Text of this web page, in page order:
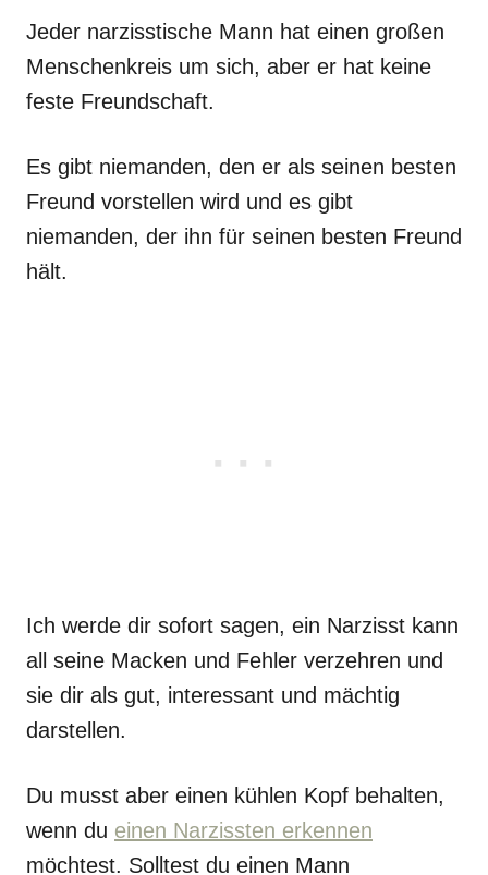
Jeder narzisstische Mann hat einen großen
Menschenkreis um sich, aber er hat keine
feste Freundschaft.
Es gibt niemanden, den er als seinen besten
Freund vorstellen wird und es gibt
niemanden, der ihn für seinen besten Freund
hält.
Ich werde dir sofort sagen, ein Narzisst kann
all seine Macken und Fehler verzehren und
sie dir als gut, interessant und mächtig
darstellen.
Du musst aber einen kühlen Kopf behalten,
wenn du einen Narzissten erkennen
möchtest. Solltest du einen Mann